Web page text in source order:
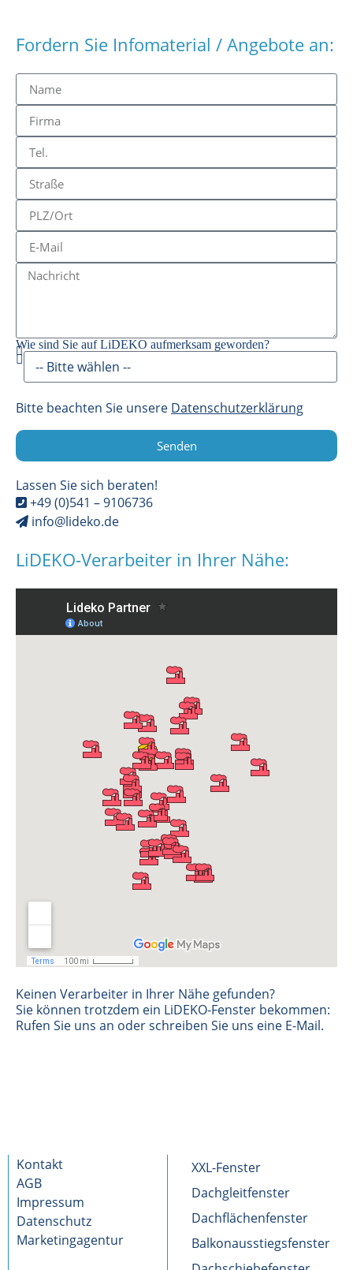
Fordern Sie Infomaterial / Angebote an:
Wie sind Sie auf LiDEKO aufmerksam geworden?
Bitte beachten Sie unsere Datenschutzerklärung
Senden
Lassen Sie sich beraten!
+49 (0)541 – 9106736
info@lideko.de
LiDEKO-Verarbeiter in Ihrer Nähe:
Keinen Verarbeiter in Ihrer Nähe gefunden?
Sie können trotzdem ein LiDEKO-Fenster bekommen:
Rufen Sie uns an oder schreiben Sie uns eine E-Mail.
Kontakt
AGB
Impressum
Datenschutz
Marketingagentur
XXL-Fenster
Dachgleitfenster
Dachflächenfenster
Balkonausstiegsfenster